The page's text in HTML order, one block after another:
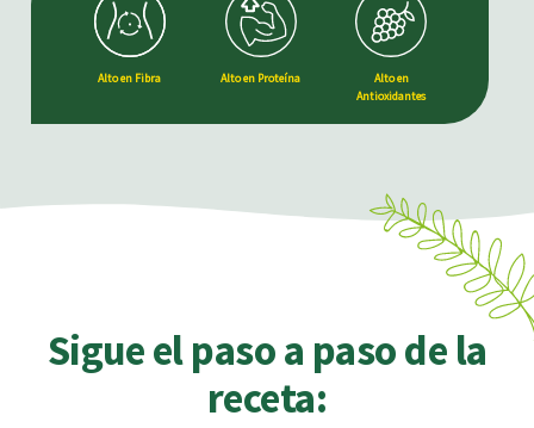
Alto en Fibra Alto en Proteína
Alto en
Antioxidantes
Sigue el paso a paso de la
receta: